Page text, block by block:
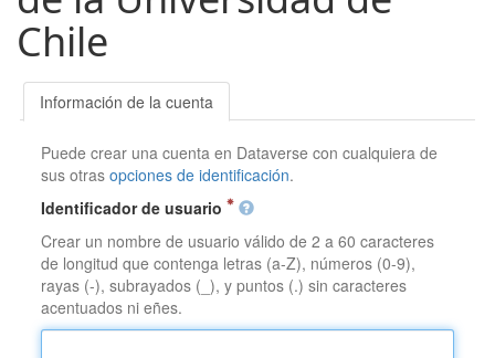
Chile
Información de la cuenta
Puede crear una cuenta en Dataverse con cualquiera de
sus otrasopciones de identificación.
Identificador de usuario
Crear un nombre de usuario válido de 2 a 60 caracteres
de longitud que contenga letras (a-Z), números (0-9),
rayas (-), subrayados (_), y puntos (.) sin caracteres
acentuados ni eñes.